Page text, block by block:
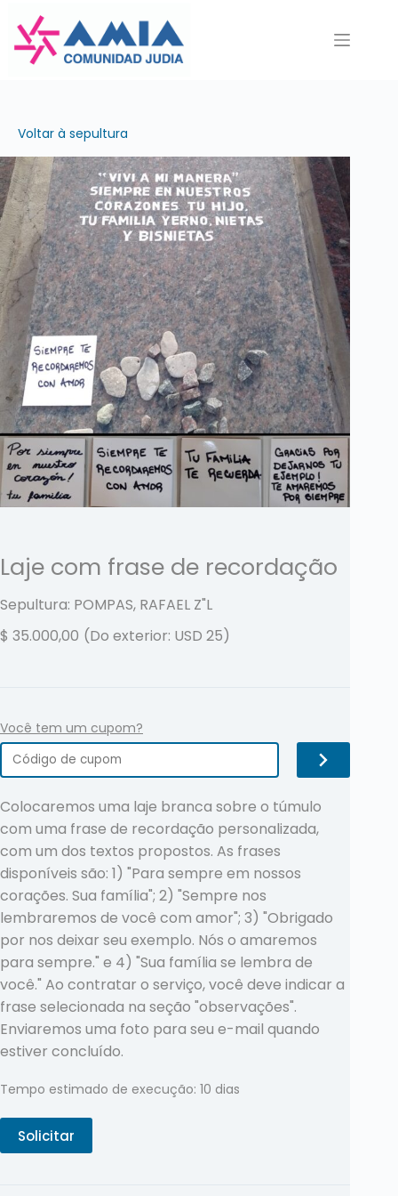
para
Voltar à sepultura
Laje com frase de recordação
Sepultura: POMPAS, RAFAEL Z"L
$ 35.000,00 (Do exterior: USD 25)
Você tem um cupom?
Colocaremos uma laje branca sobre o túmulo
com uma frase de recordação personalizada,
com um dos textos propostos. As frases
disponíveis são: 1) "Para sempre em nossos
corações. Sua família"; 2) "Sempre nos
lembraremos de você com amor"; 3) "Obrigado
por nos deixar seu exemplo. Nós o amaremos
para sempre." e 4) "Sua família se lembra de
você." Ao contratar o serviço, você deve indicar a
frase selecionada na seção "observações".
Enviaremos uma foto para seu e-mail quando
estiver concluído.
Tempo estimado de execução: 10 dias
Solicitar